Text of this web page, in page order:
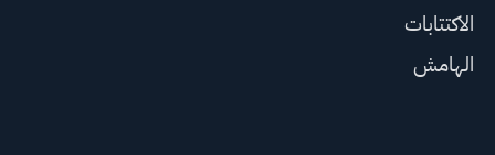
الاكتتابات
الهامش